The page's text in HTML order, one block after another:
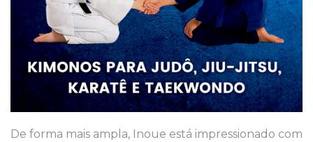
De forma mais ampla, Inoue está impressionado com